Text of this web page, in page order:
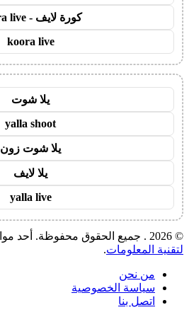
كورة لايف - koora live
koora live
يلا شوت
yalla shoot
يلا شوت زون
يلا لايف
yalla live
© 2026 . جميع الحقوق محفوظة. أحد مواقع،
لتقنية المعلومات.
من نحن
سياسة الخصوصية
اتصل بنا